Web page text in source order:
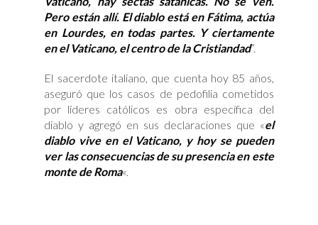
Pero están allí. El diablo está en Fátima, actúa
en Lourdes, en todas partes. Y ciertamente
en el Vaticano, el centro de la Cristiandad”.
El sacerdote italiano, que cuenta hoy 85 años,
aseguró que los casos de pedofilia cometidos
por líderes católicos es obra específica del
diablo y agregó en sus declaraciones que «el
diablo vive en el Vaticano, y hoy se pueden
ver las consecuencias de su presencia en este
monte de Roma«.